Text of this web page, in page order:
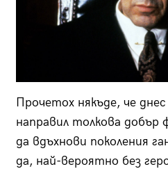
Прочетох някъде, че
направил толкова добър
да вдъхнови поколения
да, най-вероятно без